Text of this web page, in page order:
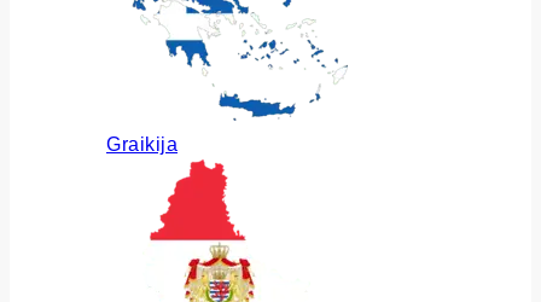
Graikija